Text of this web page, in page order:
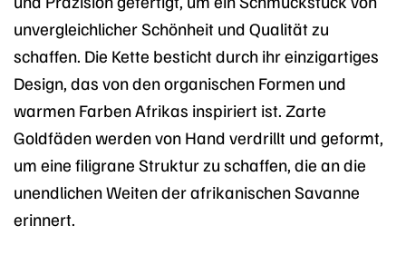
unvergleichlicher Schönheit und Qualität zu
schaffen. Die Kette besticht durch ihr einzigartiges
Design, das von den organischen Formen und
warmen Farben Afrikas inspiriert ist. Zarte
Goldfäden werden von Hand verdrillt und geformt,
um eine filigrane Struktur zu schaffen, die an die
unendlichen Weiten der afrikanischen Savanne
erinnert.